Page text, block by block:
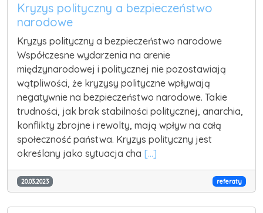
Kryzys polityczny a bezpieczeństwo
narodowe
Kryzys polityczny a bezpieczeństwo narodowe
Współczesne wydarzenia na arenie
międzynarodowej i politycznej nie pozostawiają
wątpliwości, że kryzysy polityczne wpływają
negatywnie na bezpieczeństwo narodowe. Takie
trudności, jak brak stabilności politycznej, anarchia,
konflikty zbrojne i rewolty, mają wpływ na całą
społeczność państwa. Kryzys polityczny jest
określany jako sytuacja cha [...]
20.03.2023 referaty